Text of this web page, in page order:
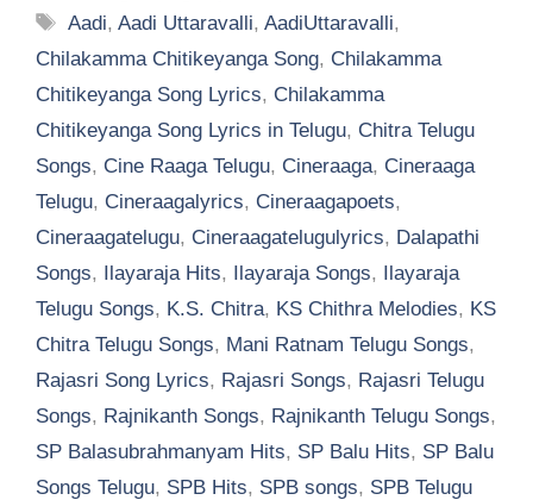
Tags
Aadi,Aadi Uttaravalli,AadiUttaravalli,
Chilakamma Chitikeyanga Song, Chilakamma
Chitikeyanga Song Lyrics, Chilakamma
Chitikeyanga Song Lyrics in Telugu, Chitra Telugu
Songs, Cine Raaga Telugu, Cineraaga, Cineraaga
Telugu, Cineraagalyrics, Cineraagapoets,
Cineraagatelugu, Cineraagatelugulyrics, Dalapathi
Songs, Ilayaraja Hits, Ilayaraja Songs, Ilayaraja
Telugu Songs, K.S. Chitra, KS Chithra Melodies, KS
Chitra Telugu Songs, Mani Ratnam Telugu Songs,
Rajasri Song Lyrics, Rajasri Songs, Rajasri Telugu
Songs, Rajnikanth Songs, Rajnikanth Telugu Songs,
SP Balasubrahmanyam Hits, SP Balu Hits, SP Balu
Songs Telugu, SPB Hits, SPB songs, SPB Telugu